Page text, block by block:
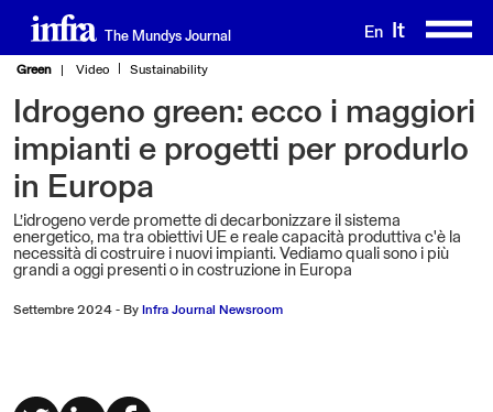
Salta
contenuto
The Mundys Journal En It
Green Video Sustainability
Idrogeno green: ecco i maggiori
impianti e progetti per produrlo
in Europa
L’idrogeno verde promette di decarbonizzare il sistema
energetico, ma tra obiettivi UE e reale capacità produttiva c'è la
necessità di costruire i nuovi impianti. Vediamo quali sono i più
grandi a oggi presenti o in costruzione in Europa
Settembre 2024 - By Infra Journal Newsroom